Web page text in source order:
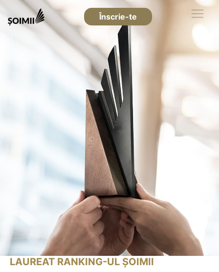
Înscrie-te
LAUREAT RANKING-UL ȘOIMII